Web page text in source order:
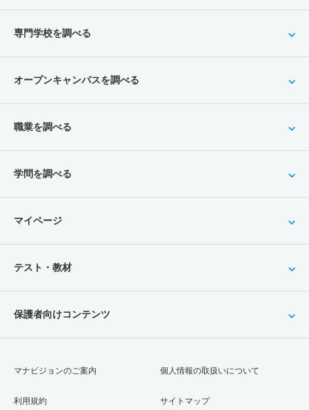
専門学校を調べる
オープンキャンパスを調べる
職業を調べる
学問を調べる
マイページ
テスト・教材
保護者向けコンテンツ
マナビジョンのご案内
利用規約
個人情報の取扱いについて
サイトマップ